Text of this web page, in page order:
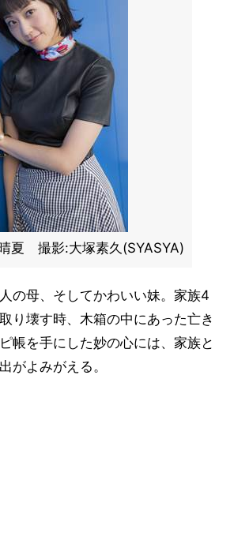
夏 撮影:大塚素久(SYASYA)
の母、そしてかわいい妹。家族4
り壊す時、木箱の中にあった亡き
帳を手にした妙の心には、家族と
がよみがえる。